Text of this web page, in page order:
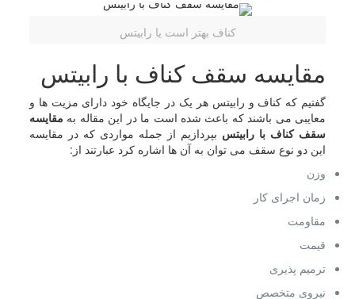
کناف بهتر است یا رابیتس
مقایسه سقف کناف با رابیتس
گفتیم که کناف و رابیتس هر یک در جایگاه خود دارای مزیت ها و
معایبی می باشند که باعث شده است ما در این مقاله به مقایسه
سقف کناف با رابیتس بپردازیم از جمله مواردی که در مقایسه
این دو نوع سقف می توان به آن ها اشاره کرد عبارتند از:
وزن
زمان اجرای کار
مقاومت
قیمت
ترمیم پذیری
نیروی متخصص